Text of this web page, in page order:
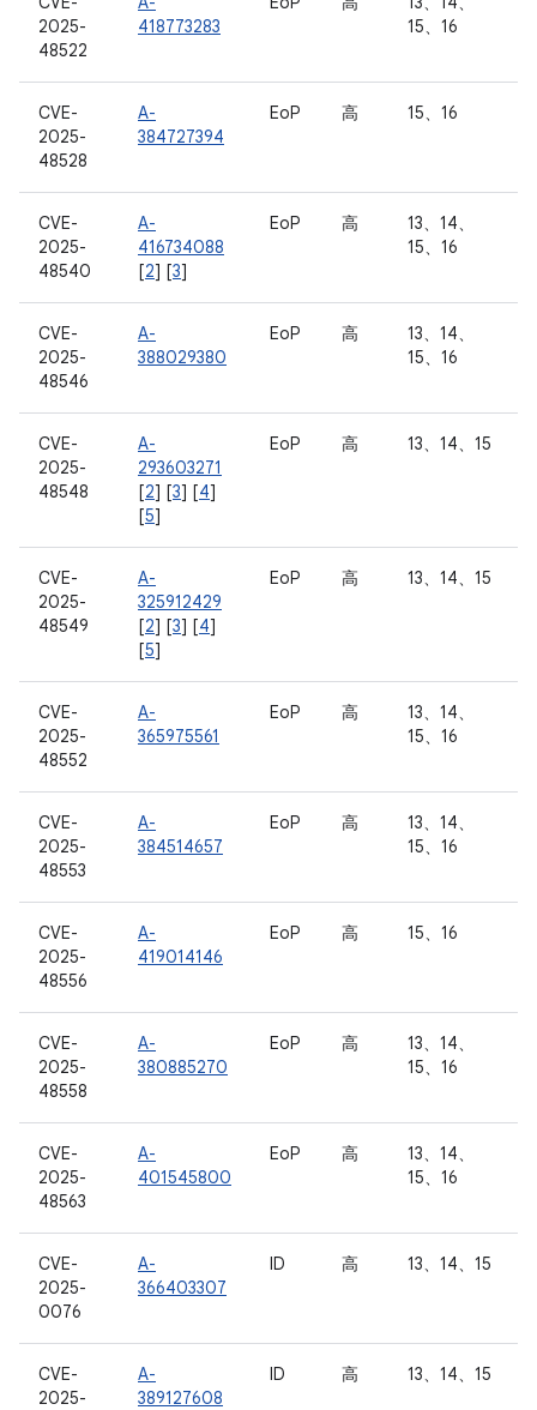
2025-
48522
418773283
15、16
CVE-
2025-
48528
A-
384727394
EoP 高 15、16
CVE-
2025-
48540
A-
416734088
[2] [3]
EoP 高
13、14、
15、16
CVE-
2025-
48546
A-
388029380
EoP 高
13、14、
15、16
CVE-
2025-
48548
A-
293603271
[2] [3] [4]
[5]
EoP 高 13、14、15
CVE-
2025-
48549
A-
325912429
[2] [3] [4]
[5]
EoP 高 13、14、15
CVE-
2025-
48552
A-
365975561
EoP 高
13、14、
15、16
CVE-
2025-
48553
A-
384514657
EoP 高
13、14、
15、16
CVE-
2025-
48556
A-
419014146
EoP 高 15、16
CVE-
2025-
48558
A-
380885270
EoP 高
13、14、
15、16
CVE-
2025-
48563
A-
401545800
EoP 高
13、14、
15、16
CVE-
2025-
0076
A-
366403307
ID 高 13、14、15
CVE-
2025-
A-
389127608
ID 高 13、14、15